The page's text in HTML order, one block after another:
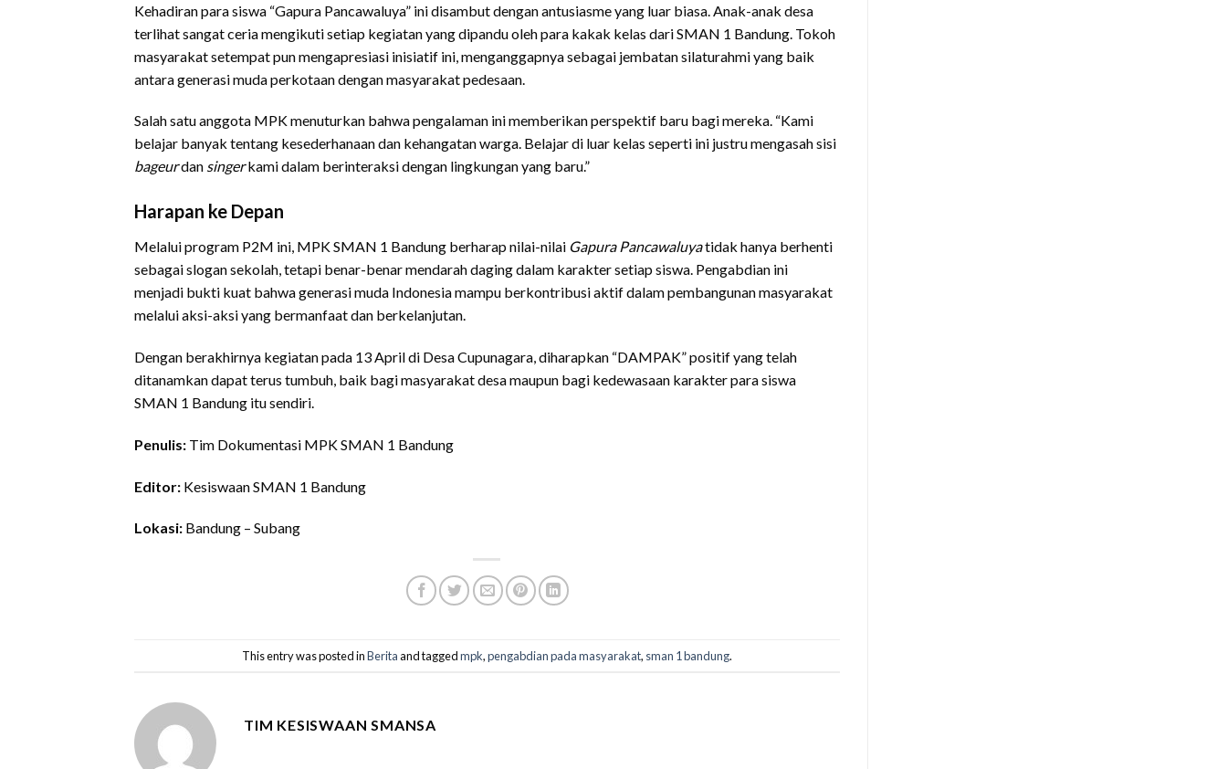
Kehadiran para siswa “Gapura Pancawaluya” ini disambut dengan antusiasme yang luar biasa. Anak-anak desa
terlihat sangat ceria mengikuti setiap kegiatan yang dipandu oleh para kakak kelas dari SMAN 1 Bandung. Tokoh
masyarakat setempat pun mengapresiasi inisiatif ini, menganggapnya sebagai jembatan silaturahmi yang baik
antara generasi muda perkotaan dengan masyarakat pedesaan.
Salah satu anggota MPK menuturkan bahwa pengalaman ini memberikan perspektif baru bagi mereka. “Kami
belajar banyak tentang kesederhanaan dan kehangatan warga. Belajar di luar kelas seperti ini justru mengasah sisi
bageurdan singerkami dalam berinteraksi dengan lingkungan yang baru.”
Harapan ke Depan
Melalui program P2M ini, MPK SMAN 1 Bandung berharap nilai-nilai Gapura Pancawaluyatidak hanya berhenti
sebagai slogan sekolah, tetapi benar-benar mendarah daging dalam karakter setiap siswa. Pengabdian ini
menjadi bukti kuat bahwa generasi muda Indonesia mampu berkontribusi aktif dalam pembangunan masyarakat
melalui aksi-aksi yang bermanfaat dan berkelanjutan.
Dengan berakhirnya kegiatan pada 13 April di Desa Cupunagara, diharapkan “DAMPAK” positif yang telah
ditanamkan dapat terus tumbuh, baik bagi masyarakat desa maupun bagi kedewasaan karakter para siswa
SMAN 1 Bandung itu sendiri.
Penulis: Tim Dokumentasi MPK SMAN 1 Bandung
Editor: Kesiswaan SMAN 1 Bandung
Lokasi: Bandung – Subang
This entry was posted inBeritaand taggedmpk,pengabdian pada masyarakat, sman 1 bandung.
TIM KESISWAAN SMANSA